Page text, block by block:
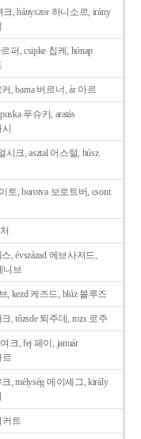
크, hányszor 하니소르, irány
퍼, csipke 칩케, hónap
, barna 버르너, ár 아르
푸슈카, aratás
시크, asztal 어스털, húsz
토, borotva 보로트버, csont
스, évszázad 에브사저드,
니브
, kezd 케즈드, blúz 블루즈
크, tőzsde 퇴주데, rozs 로주
크, fej 페이, január
르
, mélység 메이셰그, király
커트